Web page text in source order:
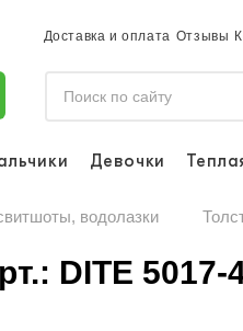
Доставка и оплата Отзывы
Девочки
водолазки
DITE 5017-